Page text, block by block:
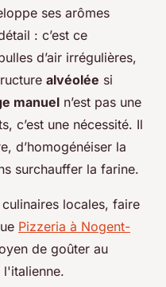
ses arômes
: c’est ce
d’air irrégulières,
alvéolée si
manuel n’est pas une
c’est une nécessité. Il
d’homogénéiser la
surchauffer la farine.
locales, faire
Pizzeria à Nogent-
de goûter au